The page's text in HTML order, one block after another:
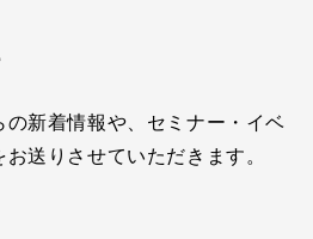
の新着情報や、セミナー・イベ
送りさせていただきます。